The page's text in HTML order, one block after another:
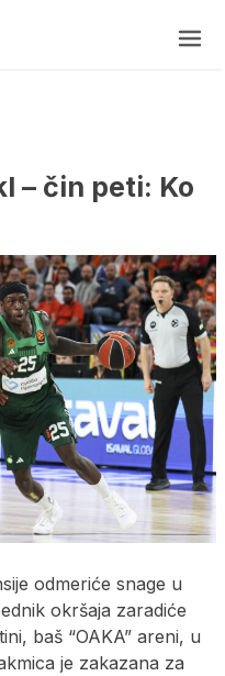
– čin peti: Ko
odmeriće snage u
okršaja zaradiće
baš “OAKA” areni, u
je zakazana za